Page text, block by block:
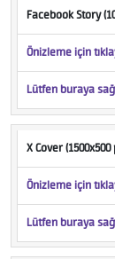
Facebook Story
Önizleme için
Lütfen buraya sağ
X Cover (1500x500
Önizleme için
Lütfen buraya sağ